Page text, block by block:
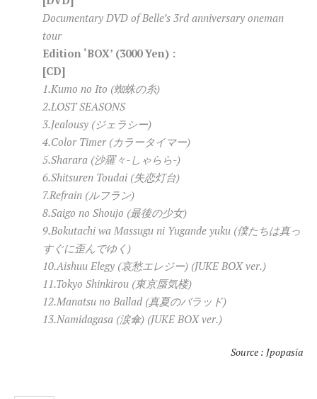
Documentary DVD of Belle’s 3rd anniversary oneman
tour
Edition ‘BOX’ (3000 Yen) :
[CD]
1.Kumo no Ito (蜘蛛の糸)
2.LOST SEASONS
3.Jealousy (ジェラシー)
4.Color Timer (カラータイマー)
5.Sharara (沙羅々-しゃらら-)
6.Shitsuren Toudai (失恋灯台)
7.Refrain (ルフラン)
8.Saigo no Shoujo (最後の少女)
9.Bokutachi wa Massugu ni Yugande yuku (僕たちは真っ
すぐに歪んでゆく)
10.Aishuu Elegy (哀愁エレジー) (JUKE BOX ver.)
11.Tokyo Shinkirou (東京蜃気楼)
12.Manatsu no Ballad (真夏のバラッド)
13.Namidagasa (涙傘) (JUKE BOX ver.)
Source : Jpopasia